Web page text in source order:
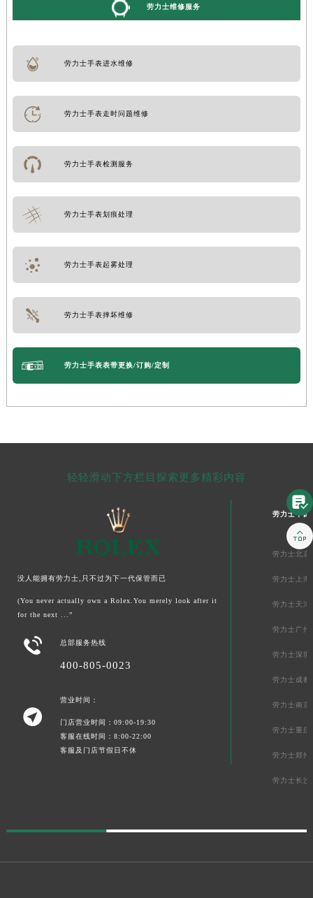
劳力士维修服务
劳力士手表进水维修
劳力士手表走时问题维修
劳力士手表检测服务
劳力士手表划痕处理
劳力士手表起雾处理
劳力士手表摔坏维修
劳力士手表表带更换/订购/定制
轻轻滑动下方栏目探索更多精彩内容
没人能拥有劳力士,只不过为下一代保管而已
(You never actually own a Rolex.You merely look after it
for the next ...”
 总部服务热线
400-805-0023

营业时间：
门店营业时间：09:00-19:30
客服在线时间：8:00-22:00
客服及门店节假日不休
劳力士中国
劳力士北京
劳力士上海
劳力士天津
劳力士广州
劳力士深圳
劳力士成都
劳力士南京
劳力士重庆
劳力士郑州
劳力士长沙

